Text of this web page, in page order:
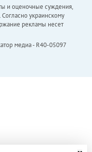
и оценочные суждения,
украинскому
рекламы несет
медиа - R40-05097